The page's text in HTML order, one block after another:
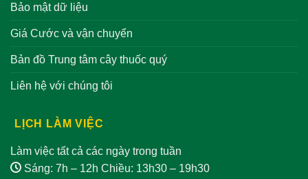
Bảo mật dữ liệu
Giá Cước và vận chuyển
Bản đồ Trung tâm cây thuốc quý
Liên hệ với chúng tôi
LỊCH LÀM VIỆC
Làm việc tất cả các ngày trong tuần
Sáng: 7h – 12h Chiều: 13h30 – 19h30